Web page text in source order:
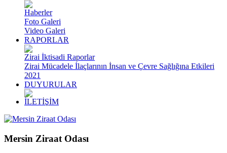
Haberler
Foto Galeri
Video Galeri
RAPORLAR
Zirai İktisadi Raporlar
Zirai Mücadele İlaçlarının İnsan ve Çevre Sağlığına Etkileri
2021
DUYURULAR
İLETİŞİM
Mersin Ziraat Odası